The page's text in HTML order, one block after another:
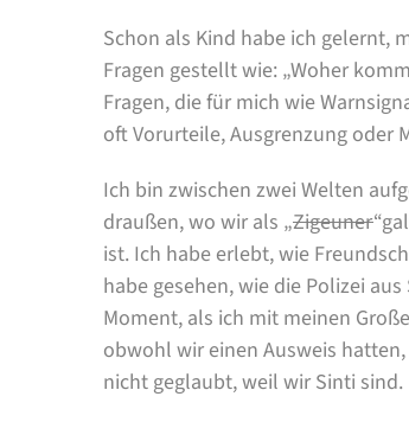
Schon als Kind habe ich gelernt,
Fragen gestellt wie: „Woher
Fragen, die für mich wie
oft Vorurteile, Ausgrenzung oder
Ich bin zwischen zwei Welten
draußen, wo wir als „Zigeuner
ist. Ich habe erlebt, wie
habe gesehen, wie die Polizei
Moment, als ich mit meinen
obwohl wir einen Ausweis
nicht geglaubt, weil wir Sinti sind.